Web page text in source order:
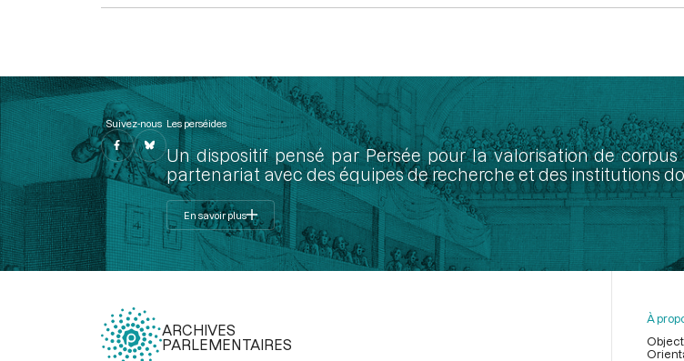
Suivez-nous Les perséides
Un dispositif pensé par Persée pour la valorisation de
partenariat avec des équipes de recherche et des institutions
En savoir plus
ARCHIVES
PARLEMENTAIRES
À